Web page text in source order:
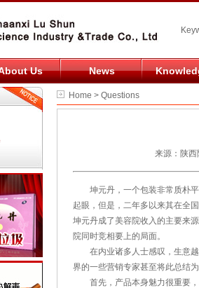
Us News
Home > Questions
来源：陕
坤元丹，一个包装非常质朴平
起眼，但是，二年多以来其在全
坤元丹成了美容院收入的主要来
院同时竞相要上的局面。
在内业诸多人士感叹，生意越
界的一些营销专家甚至将此总结
首先，产品本身魅力很重要，